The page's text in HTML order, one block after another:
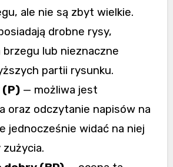
ale nie są zbyt wielkie.
drobne rysy,
brzegu lub nieznaczne
partii rysunku.
(P) — możliwa jest
oraz odczytanie napisów na
jednocześnie widać na niej